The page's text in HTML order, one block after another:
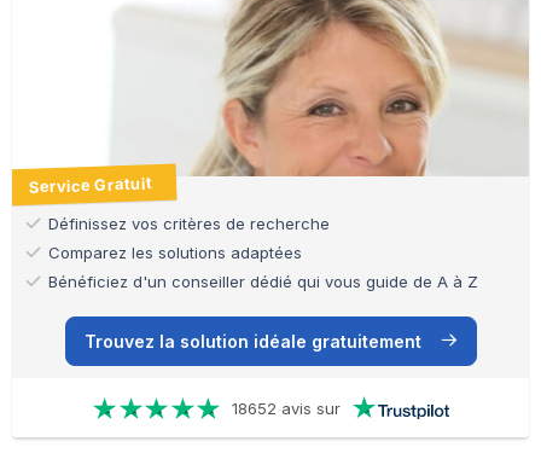
Service Gratuit
Définissez vos critères de recherche
Comparez les solutions adaptées
Bénéficiez d'un conseiller dédié qui vous guide de A à Z
Trouvez la solution idéale gratuitement
18652 avis sur